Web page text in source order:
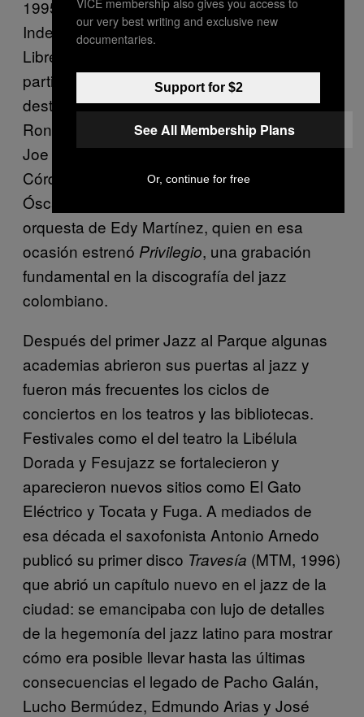
1995 –tanto en el mencionado Parque de la
Independencia como en el Teatro al Aire
Libre La Media Torta- se dieron cita 24
participantes dentro de los que cabe
destacar a Efraín Zagarra, Fonopsis, Gabriel
Rondón Sexteto, El Gato Azul, María Sabina,
Joe Madrid Trío, MC2, Plancton, Plinio
Córdoba Quinteto, Shékere, Tico Arnedo,
Óscar Acevedo, Séptima Especie y la
orquesta de Edy Martínez, quien en esa
ocasión estrenó Privilegio, una grabación
fundamental en la discografía del jazz
colombiano.
Después del primer Jazz al Parque algunas
academias abrieron sus puertas al jazz y
fueron más frecuentes los ciclos de
conciertos en los teatros y las bibliotecas.
Festivales como el del teatro la Libélula
Dorada y Fesujazz se fortalecieron y
aparecieron nuevos sitios como El Gato
Eléctrico y Tocata y Fuga. A mediados de
esa década el saxofonista Antonio Arnedo
publicó su primer disco Travesía (MTM, 1996)
que abrió un capítulo nuevo en el jazz de la
ciudad: se emancipaba con lujo de detalles
de la hegemonía del jazz latino para mostrar
cómo era posible llevar hasta las últimas
consecuencias el legado de Pacho Galán,
Lucho Bermúdez, Edmundo Arias y José
our very best writing and exclusive new
documentaries.
Support for $2
See All Membership Plans
Or, continue for free